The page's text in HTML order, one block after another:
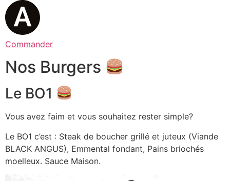
Commander
Nos Burgers
Le BO1
Vous avez faim et vous souhaitez rester simple?
Le BO1 c’est : Steak de boucher grillé et juteux (Viande
BLACK ANGUS), Emmental fondant, Pains briochés
moelleux. Sauce Maison.